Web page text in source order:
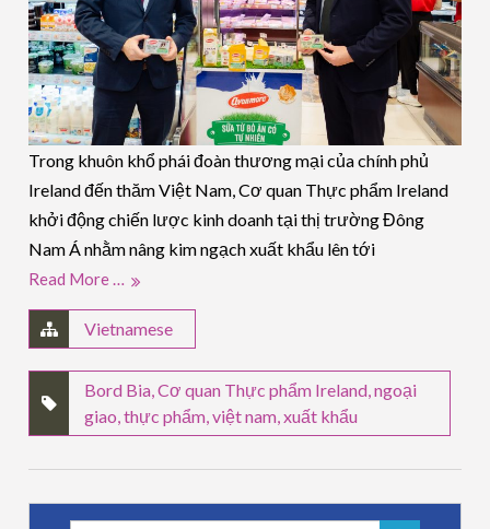
Trong khuôn khổ phái đoàn thương mại của chính phủ
Ireland đến thăm Việt Nam, Cơ quan Thực phẩm Ireland
khởi động chiến lược kinh doanh tại thị trường Đông
Nam Á nhằm nâng kim ngạch xuất khẩu lên tới
Read More …
Vietnamese
Bord Bia ,Cơ quan Thực phẩm Ireland ,ngoại
giao ,thực phẩm ,việt nam ,xuất khẩu